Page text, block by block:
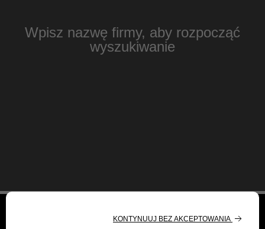
Wpisz nazwę firmy, aby rozpocząć
wyszukiwanie
Korzystając z Google Maps, jako użytkownik tej witryny